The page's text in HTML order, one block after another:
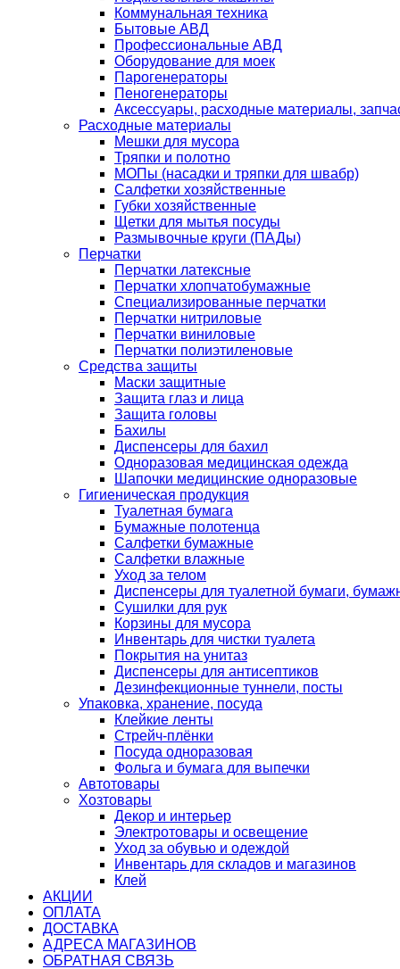
Коммунальная техника
Бытовые АВД
Профессиональные АВД
Оборудование для моек
Парогенераторы
Пеногенераторы
Аксессуары, расходные материалы,
Расходные материалы
Мешки для мусора
Тряпки и полотно
МОПы (насадки и тряпки для швабр)
Салфетки хозяйственные
Губки хозяйственные
Щетки для мытья посуды
Размывочные круги (ПАДы)
Перчатки
Перчатки латексные
Перчатки хлопчатобумажные
Специализированные перчатки
Перчатки нитриловые
Перчатки виниловые
Перчатки полиэтиленовые
Средства защиты
Маски защитные
Защита глаз и лица
Защита головы
Бахилы
Диспенсеры для бахил
Одноразовая медицинская одежда
Шапочки медицинские одноразовые
Гигиеническая продукция
Туалетная бумага
Бумажные полотенца
Салфетки бумажные
Салфетки влажные
Уход за телом
Диспенсеры для туалетной бумаги,
Сушилки для рук
Корзины для мусора
Инвентарь для чистки туалета
Покрытия на унитаз
Диспенсеры для антисептиков
Дезинфекционные туннели, посты
Упаковка, хранение, посуда
Клейкие ленты
Стрейч-плёнки
Посуда одноразовая
Фольга и бумага для выпечки
Автотовары
Хозтовары
Декор и интерьер
Электротовары и освещение
Уход за обувью и одеждой
Инвентарь для складов и магазинов
Клей
АКЦИИ
ОПЛАТА
ДОСТАВКА
АДРЕСА МАГАЗИНОВ
ОБРАТНАЯ СВЯЗЬ